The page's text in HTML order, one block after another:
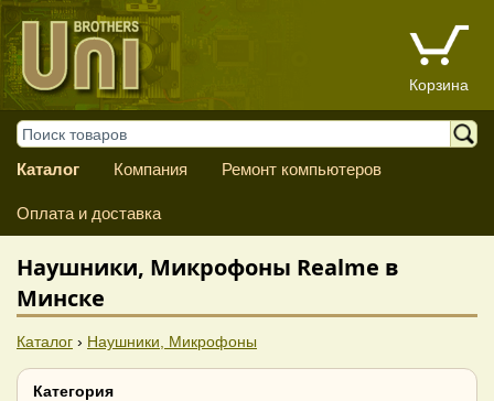
Корзина
Каталог Компания Ремонт компьютеров
Оплата и доставка
Наушники, Микрофоны Realme в
Минске
Каталог › Наушники, Микрофоны
Категория